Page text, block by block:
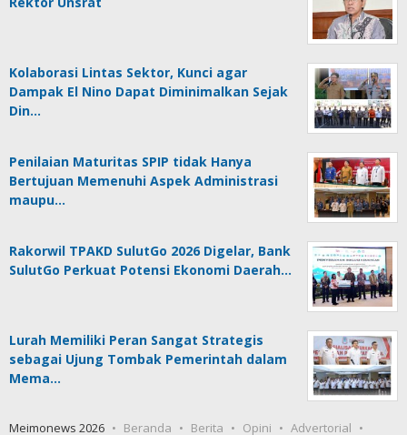
Kolaborasi Lintas Sektor, Kunci agar
Dampak El Nino Dapat Diminimalkan Sejak
Din…
Penilaian Maturitas SPIP tidak Hanya
Bertujuan Memenuhi Aspek Administrasi
maupu…
Rakorwil TPAKD SulutGo 2026 Digelar, Bank
SulutGo Perkuat Potensi Ekonomi Daerah…
Lurah Memiliki Peran Sangat Strategis
sebagai Ujung Tombak Pemerintah dalam
Mema…
Meimonews 2026 Beranda Berita Opini Advertorial